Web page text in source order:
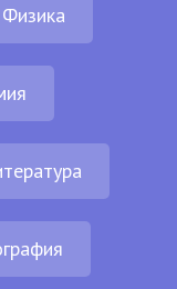
Физика